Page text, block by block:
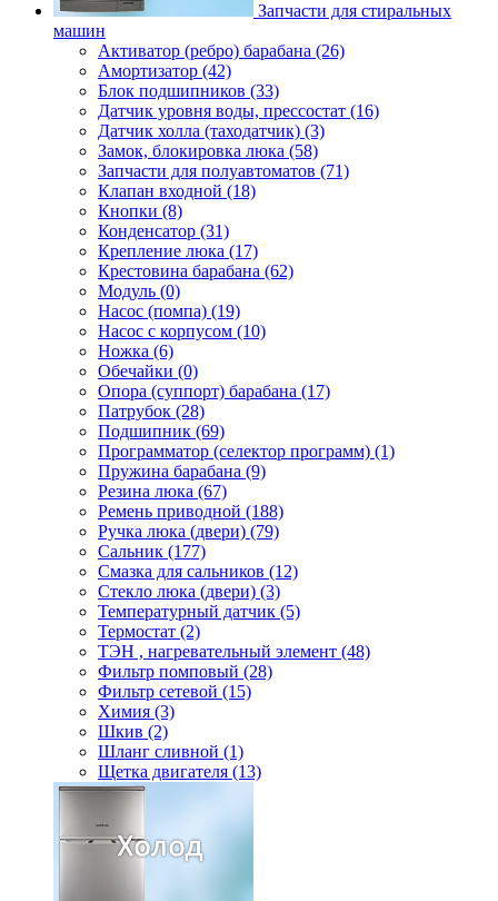
Запчасти для стиральных
машин
Активатор (ребро) барабана (26)
Амортизатор (42)
Блок подшипников (33)
Датчик уровня воды, прессостат (16)
Датчик холла (таходатчик) (3)
Замок, блокировка люка (58)
Запчасти для полуавтоматов (71)
Клапан входной (18)
Кнопки (8)
Конденсатор (31)
Крепление люка (17)
Крестовина барабана (62)
Модуль (0)
Насос (помпа) (19)
Насос c корпусом (10)
Ножка (6)
Обечайки (0)
Опора (суппорт) барабана (17)
Патрубок (28)
Подшипник (69)
Программатор (селектор программ) (1)
Пружина барабана (9)
Резина люка (67)
Ремень приводной (188)
Ручка люка (двери) (79)
Сальник (177)
Смазка для сальников (12)
Стекло люка (двери) (3)
Температурный датчик (5)
Термостат (2)
ТЭН , нагревательный элемент (48)
Фильтр помповый (28)
Фильтр сетевой (15)
Химия (3)
Шкив (2)
Шланг сливной (1)
Щетка двигателя (13)